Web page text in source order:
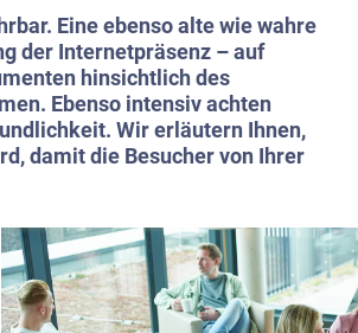
Eine ebenso alte wie wahre
der Internetpräsenz – auf
hinsichtlich des
Ebenso intensiv achten
Wir erläutern Ihnen,
damit die Besucher von Ihrer